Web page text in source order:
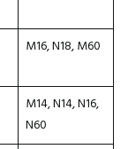
M16, N18, M60
M14, N14, N16,
N60